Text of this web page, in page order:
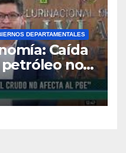
DEPARTAMENTALES
Caída
no
Bolivia